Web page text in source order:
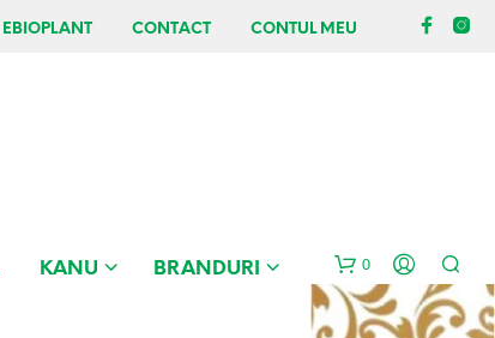
EBIOPLANT CONTACT CONTUL MEU
KANU BRANDURI 0